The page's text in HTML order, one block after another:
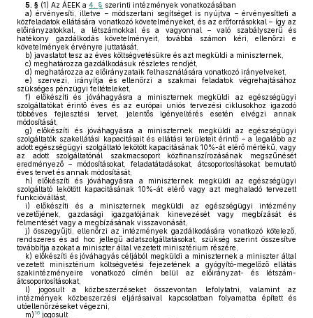
5. § (1) Az ÁEEK a 4. § szerinti intézmények vonatkozásában
a) érvényesíti, illetve – módszertani segítséget is nyújtva – érvényesítteti a
közfeladatok ellátására vonatkozó követelményeket, és az erőforrásokkal – így az
előirányzatokkal, a létszámokkal és a vagyonnal – való szabályszerű és
hatékony gazdálkodás követelményeit, továbbá számon kéri, ellenőrzi e
követelmények érvényre juttatását,
b) javaslatot tesz az éves költségvetésükre és azt megküldi a miniszternek,
c) meghatározza gazdálkodásuk részletes rendjét,
d) meghatározza az előirányzataik felhasználására vonatkozó irányelveket,
e) szervezi, irányítja és ellenőrzi a szakmai feladatok végrehajtásához
szükséges pénzügyi feltételeket,
f) előkészíti és jóváhagyásra a miniszternek megküldi az egészségügyi
szolgáltatókat érintő éves és az európai uniós tervezési ciklusokhoz igazodó
többéves fejlesztési tervet, jelentős igényeltérés esetén elvégzi annak
módosítását,
g) előkészíti és jóváhagyásra a miniszternek megküldi az egészségügyi
szolgáltatók szakellátási kapacitásait és ellátási területeit érintő – a legalább az
adott egészségügyi szolgáltató lekötött kapacitásának 10%-át elérő mértékű, vagy
az adott szolgáltatónál szakmacsoport közfinanszírozásának megszűnését
eredményező – módosításokat, feladatátadásokat, átcsoportosításokat bemutató
éves tervet és annak módosítását,
h) előkészíti és jóváhagyásra a miniszternek megküldi az egészségügyi
szolgáltató lekötött kapacitásának 10%-át elérő vagy azt meghaladó tervezett
funkcióváltást,
i) előkészíti és a miniszternek megküldi az egészségügyi intézmény
vezetőjének, gazdasági igazgatójának kinevezését vagy megbízását és
felmentését vagy a megbízásának visszavonását,
j) összegyűjti, ellenőrzi az intézmények gazdálkodására vonatkozó kötelező,
rendszeres és ad hoc jellegű adatszolgáltatásokat, szükség szerint összesítve
továbbítja azokat a miniszter által vezetett minisztérium részére,
k) előkészíti és jóváhagyás céljából megküldi a miniszternek a miniszter által
vezetett minisztérium költségvetési fejezetének a gyógyító-megelőző ellátás
szakintézményeire vonatkozó címén belül az előirányzat- és létszám-
átcsoportosításokat,
l) jogosult a közbeszerzéseket összevontan lefolytatni, valamint az
intézmények közbeszerzési eljárásaival kapcsolatban folyamatba épített és
utóellenőrzéseket végezni,
m) 16 jogosult